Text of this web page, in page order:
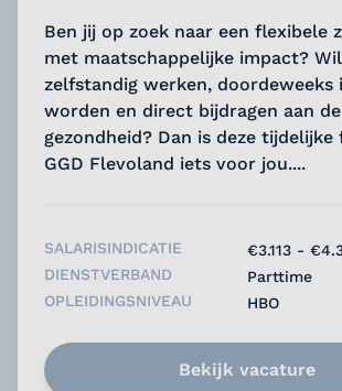
Ben jij op zoek naar een flexibele
met maatschappelijke impact?
zelfstandig werken, doordeweeks
worden en direct bijdragen aan
gezondheid? Dan is deze
GGD Flevoland iets voor jou....
SALARISINDICATIE
€3.113 -
DIENSTVERBAND
Parttime
OPLEIDINGSNIVEAU
HBO
Bekijk vacature